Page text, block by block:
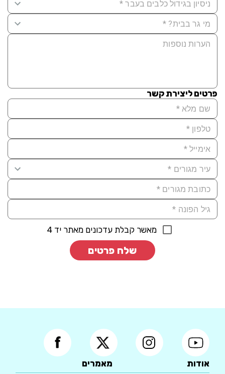
פרטים ליצירת קשר
מאשר קבלת עדכונים מאתר יד 4
שלח פרטים
אודות מאמרים